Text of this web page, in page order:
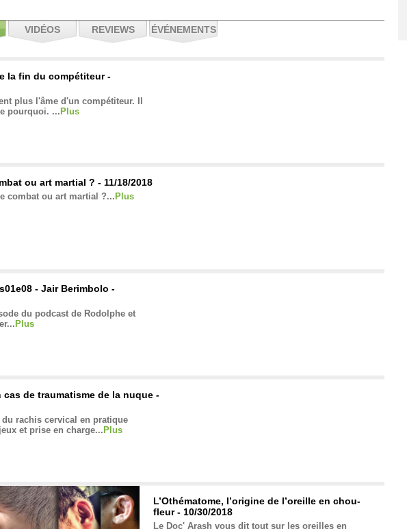
VIDÉOS REVIEWS ÉVÉNEMENTS
la fin du compétiteur -
plus l'âme d'un compétiteur. Il
pourquoi. ... Plus
ou art martial ? - 11/18/2018
combat ou art martial ?... Plus
- Jair Berimbolo -
du podcast de Rodolphe et
Plus
cas de traumatisme de la nuque -
du rachis cervical en pratique
et prise en charge...Plus
L’Othématome, l’origine de l’oreille en chou-
fleur - 10/30/2018
Le Doc' Arash vous dit tout sur les oreilles en